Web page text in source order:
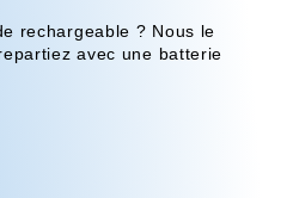
rechargeable ? Nous le
avec une batterie